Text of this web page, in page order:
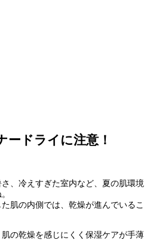
ドライに注意！
、冷えすぎた室内など、夏の肌環境
肌の内側では、乾燥が進んでいるこ
の乾燥を感じにくく保湿ケアが手薄